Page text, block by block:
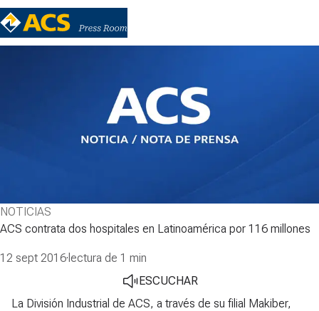
NOTICIAS
ACS contrata dos hospitales en Latinoamérica por 116 millones
12 sept 2016· lectura de 1 min
ESCUCHAR
La División Industrial de ACS, a través de su filial Makiber,